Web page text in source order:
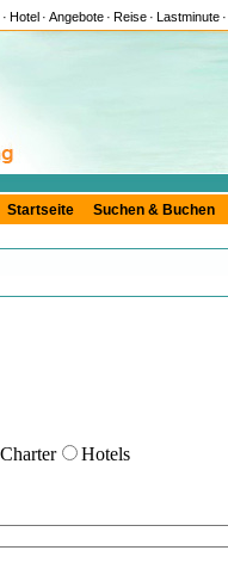
· Hotel · Angebote · Reise · Lastminute ·
Startseite Suchen & Buchen